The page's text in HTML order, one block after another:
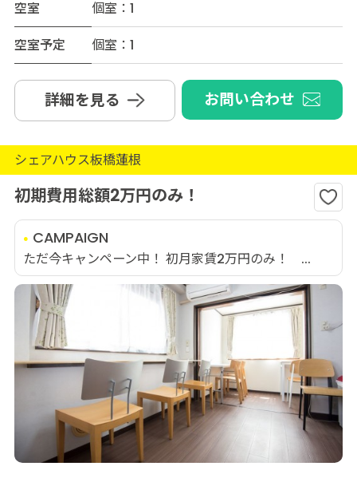
空室
個室：1
空室予定
個室：1
詳細を見る お問い合わせ
シェアハウス板橋蓮根
初期費用総額2万円のみ！
CAMPAIGN
ただ今キャンペーン中！ 初月家賃2万円のみ！ ...